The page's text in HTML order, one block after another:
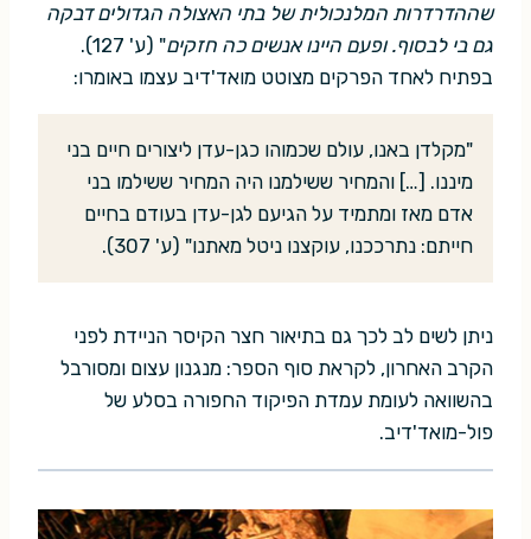
שההדרדרות המלנכולית של בתי האצולה הגדולים דבקה
גם בי לבסוף. ופעם היינו אנשים כה חזקים
" (ע' 127).
בפתיח לאחד הפרקים מצוטט מואד'דיב עצמו באומרו:
"מקלדן באנו, עולם שכמוהו כגן-עדן ליצורים חיים בני
מיננו. […] והמחיר ששילמנו היה המחיר ששילמו בני
אדם מאז ומתמיד על הגיעם לגן-עדן בעודם בחיים
חייתם: נתרככנו, עוקצנו ניטל מאתנו" (ע' 307).
ניתן לשים לב לכך גם בתיאור חצר הקיסר הניידת לפני
הקרב האחרון, לקראת סוף הספר: מנגנון עצום ומסורבל
בהשוואה לעומת עמדת הפיקוד החפורה בסלע של
פול-מואד'דיב.